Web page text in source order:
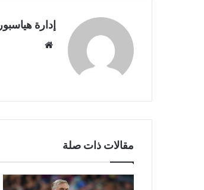
إدارة هياسبور
مقالات ذات صلة